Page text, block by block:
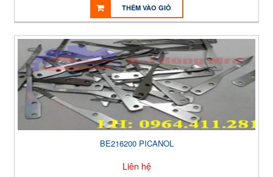
THÊM VÀO GIỎ
BE216200 PICANOL
Liên hệ